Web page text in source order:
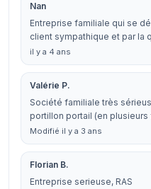
Nan
Entreprise familiale qui se
client sympathique et par la
il y a 4 ans
Valérie P.
Société familiale très
portillon portail (en
Modifié il y a 3 ans
Florian B.
Entreprise serieuse, RAS